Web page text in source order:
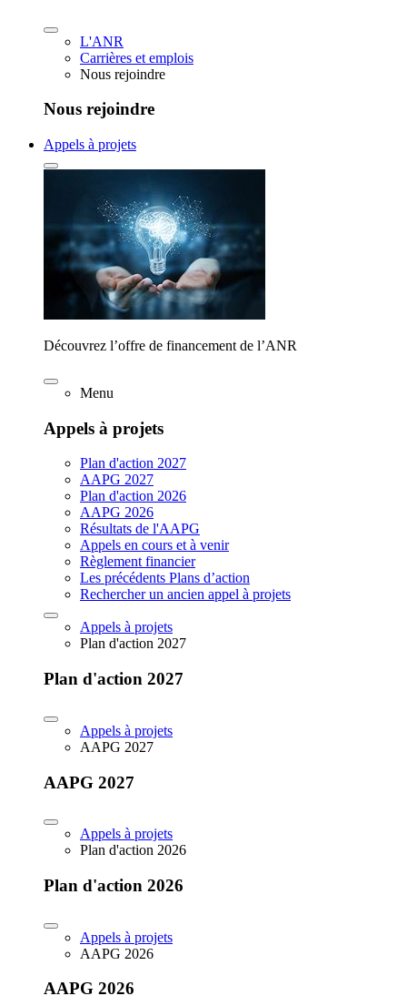
L'ANR
Carrières et emplois
Nous rejoindre
Nous rejoindre
Appels à projets
Découvrez l’offre de financement de l’ANR
Menu
Appels à projets
Plan d'action 2027
AAPG 2027
Plan d'action 2026
AAPG 2026
Résultats de l'AAPG
Appels en cours et à venir
Règlement financier
Les précédents Plans d’action
Rechercher un ancien appel à projets
Appels à projets
Plan d'action 2027
Plan d'action 2027
Appels à projets
AAPG 2027
AAPG 2027
Appels à projets
Plan d'action 2026
Plan d'action 2026
Appels à projets
AAPG 2026
AAPG 2026